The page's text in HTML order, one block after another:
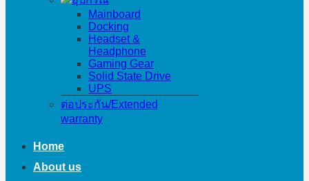
Mainboard
Docking
Headset &
Headphone
Gaming Gear
Solid State Drive
UPS
ต่อประกัน/Extended
warranty
Home
About us